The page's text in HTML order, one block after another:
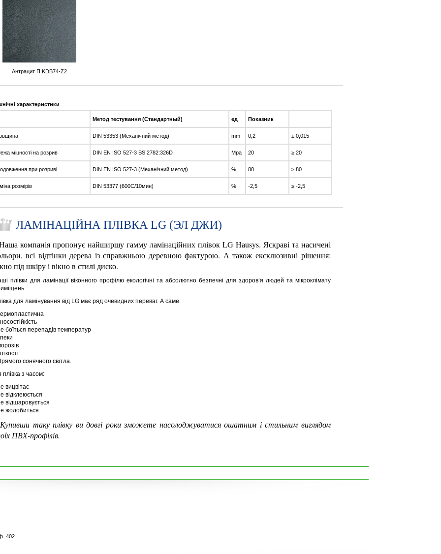
Антрацит П KDB74-Z2
характеристики
Метод тестування (Стандартный) ед Показник
DIN 53353 (Механічний метод) mm 0,2 ± 0,015
міцності на розрив DIN EN ISO 527-3 BS 2782:326D Mpa 20 ≥ 20
при розриві DIN EN ISO 527-3 (Механічний метод) % 80 ≥ 80
розмірів DIN 53377 (600C/10мин) % -2,5 ≥ -2,5
ЛАМІНАЦІЙНА ПЛІВКА LG (ЭЛ ДЖИ)
компанія пропонує найширшу гамму ламінаційних плівок LG Hаusys. Яскраві та насичені
всі відтінки дерева із справжньою деревною фактурою. А також ексклюзивні рішення:
під шкіру і вікно в стилі диско.
плівки для ламінації віконного профілю екологічні та абсолютно безпечні для здоров’я людей та мікроклімату
для ламінування від LG має ряд очевидних переваг. А саме:
боїться перепадів температур
сонячного світла.
плівка з часом:
вицвітає
відклеюється
відшаровується
жолобиться
таку плівку ви довгі роки зможете насолоджуватися ошатним і стильним виглядом
ПВХ-профілів.
402